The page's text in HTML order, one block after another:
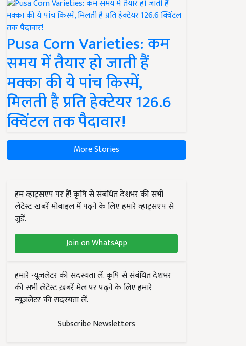
Pusa Corn Varieties: कम
समय में तैयार हो जाती हैं
मक्का की ये पांच किस्में,
मिलती है प्रति हेक्टेयर 126.6
क्विंटल तक पैदावार!
More Stories
हम व्हाट्सएप पर हैं! कृषि से संबंधित देशभर की सभी
लेटेस्ट ख़बरें मोबाइल में पढ़ने के लिए हमारे व्हाट्सएप से
जुड़ें.
Join on WhatsApp
हमारे न्यूज़लेटर की सदस्यता लें. कृषि से संबंधित देशभर
की सभी लेटेस्ट ख़बरें मेल पर पढ़ने के लिए हमारे
न्यूज़लेटर की सदस्यता लें.
Subscribe Newsletters